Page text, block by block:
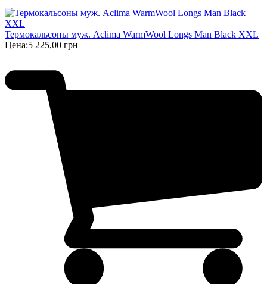
Термокальсоны муж. Aclima WarmWool Longs Man Black XXL
Цена:5 225,00 грн